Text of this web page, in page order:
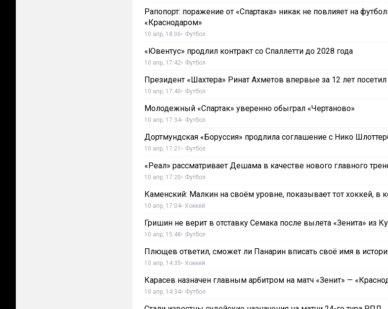
Рапопорт: поражение от «Спартака» никак не повлияет на
«Краснодаром»
10 апр, 18:06 Футбол
«Ювентус» продлил контракт со Спаллетти до 2028 года
10 апр, 17:42 Футбол
Президент «Шахтера» Ринат Ахметов впервые за 12 лет
10 апр, 17:40 Футбол
Молодежный «Спартак» уверенно обыграл «Чертаново»
10 апр, 17:34 Футбол
Дортмундская «Боруссия» продлила соглашение с Никo
10 апр, 17:21 Футбол
«Реал» рассматривает Дешама в качестве нового главного
10 апр, 17:20 Футбол
Каменский: Малкин на своём уровне, показывает тот хоккей, в
10 апр, 17:04 Хоккей
Гришин не верит в отставку Семака после вылета «Зенита» из
10 апр, 15:48 Футбол
Плющев ответил, сможет ли Панарин вписать своё имя в
10 апр, 14:35 Хоккей
Карасев назначен главным арбитром на матч «Зенит» —
10 апр, 14:34 Футбол